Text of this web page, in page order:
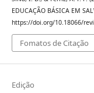
EDUCAÇÃO BÁSICA EM
https://doi.org/10.18066/
Fomatos de Citação
Edição